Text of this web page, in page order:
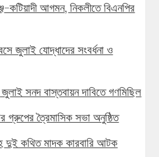
কটিয়াদী আগমন, নিকলীতে বিএনপির
জুলাই যোদ্ধাদের সংবর্ধনা ও
সনদ বাস্তবায়ন দাবিতে গণমিছিল
গ্রুপের ত্রৈমাসিক সভা অনুষ্ঠিত
দুই কথিত মাদক কারবারি আটক